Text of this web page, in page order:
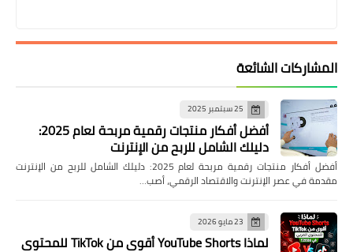
المشاركات الشائعة
25 سبتمبر 2025
أفضل أفكار منتجات رقمية مربحة لعام 2025:
دليلك الشامل للربح من الإنترنت
أفضل أفكار منتجات رقمية مربحة لعام 2025: دليلك الشامل للربح من الإنترنت
مقدمة في عصر الإنترنت والاقتصاد الرقمي، أصب…
23 مايو 2026
لماذا YouTube Shorts أقوى من TikTok للمحتوى